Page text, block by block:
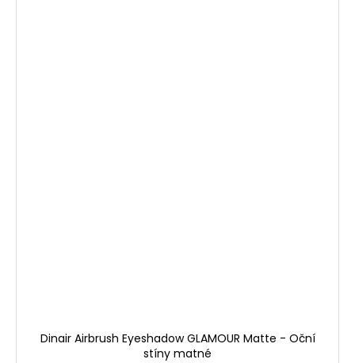
Dinair Airbrush Eyeshadow GLAMOUR Matte - Oční
stíny matné